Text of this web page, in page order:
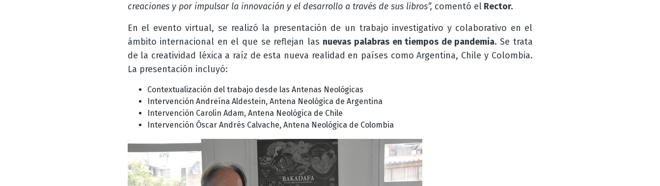
creaciones y por impulsar la innovación y el desarrollo a través de sus libros”, comentó elRector.
En el evento virtual, se realizó la presentación de un trabajo investigativo y colaborativo en el
ámbito internacional en el que se reflejan las nuevas palabras en tiempos de pandemia. Se trata
de la creatividad léxica a raíz de esta nueva realidad en países como Argentina, Chile y Colombia.
La presentación incluyó:
Contextualización del trabajo desde las Antenas Neológicas
Intervención Andreína Aldestein, Antena Neológica de Argentina
Intervención Carolin Adam, Antena Neológica de Chile
Intervención Óscar Andrés Calvache, Antena Neológica de Colombia